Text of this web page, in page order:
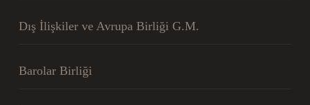
Dış İlişkiler ve Avrupa Birliği G.M.
Barolar Birliği